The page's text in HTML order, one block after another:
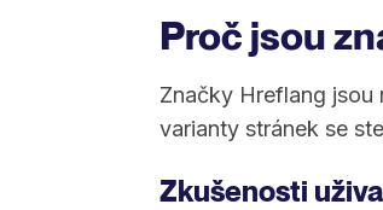
Proč jsou
Značky Hreflang
varianty stránek se
Zkušenosti